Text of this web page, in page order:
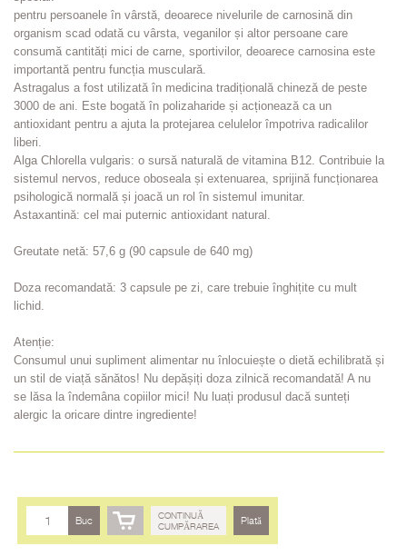
pentru persoanele în vârstă, deoarece nivelurile de carnosină din
organism scad odată cu vârsta, veganilor și altor persoane care
consumă cantități mici de carne, sportivilor, deoarece carnosina este
importantă pentru funcția musculară.
Astragalus a fost utilizată în medicina tradițională chineză de peste
3000 de ani. Este bogată în polizaharide și acționează ca un
antioxidant pentru a ajuta la protejarea celulelor împotriva radicalilor
liberi.
Alga Chlorella vulgaris: o sursă naturală de vitamina B12. Contribuie la
sistemul nervos, reduce oboseala și extenuarea, sprijină funcționarea
psihologică normală și joacă un rol în sistemul imunitar.
Astaxantină: cel mai puternic antioxidant natural.
Greutate netă: 57,6 g (90 capsule de 640 mg)
Doza recomandată: 3 capsule pe zi, care trebuie înghițite cu mult
lichid.
Atenție:
Consumul unui supliment alimentar nu înlocuiește o dietă echilibrată și
un stil de viață sănătos! Nu depășiți doza zilnică recomandată! A nu
se lăsa la îndemâna copiilor mici! Nu luați produsul dacă sunteți
alergic la oricare dintre ingrediente!
Buc
CONTINUĂ
CUMPĂRAREA
Plată